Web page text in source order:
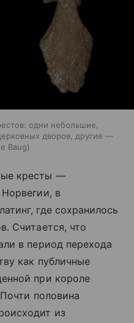
одни небольшие,
дворов, другие —
Baug
кресты —
Норвегии, в
где сохранилось
Считается, что
в период перехода
как публичные
при короле
половина
из